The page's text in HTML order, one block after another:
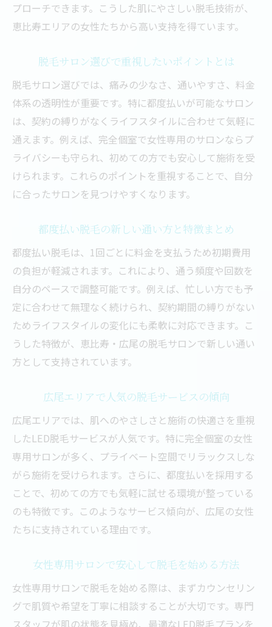
の流れ
LED脱毛が選ばれる理由と効果的なポイント
は
産毛や敏感肌にも対応できる施術内容を解
説
都度払いLED脱毛で無理なく続ける方法
LED脱毛と従来脱毛の違いを徹底比較
痛みが少ない脱毛を求める女性必見の方法
敏感肌でも安心できる脱毛施術の工夫
脱毛時の痛みを軽減する対策とケア方法
恵比寿で評判の痛みが少ない脱毛体験談
都度払い脱毛がストレスフリーな理由とは
プライベート空間で受ける脱毛の魅力とは
リラックスできるサロン空間がもたらす安
プライバシーを守る脱毛サロンのサービス
内容
脱毛施術中も快適に過ごせるポイントを紹
介
恵比寿・広尾のプライベートサロン体験談
敏感肌にも優しい施術で安心の脱毛ケア
敏感肌でも安心なLED脱毛の特徴と施術例
脱毛後の肌ケア方法とトラブル回避のコツ
リング
都度払い脱毛が敏感肌に選ばれる理由を解
説
プローチできます。こうした肌にやさしい脱毛技術が、
恵比寿エリアの女性たちから高い支持を得ています。
脱毛サロン選びで重視したいポイントとは
脱毛サロン選びでは、痛みの少なさ、通いやすさ、料金
体系の透明性が重要です。特に都度払いが可能なサロン
は、契約の縛りがなくライフスタイルに合わせて気軽に
通えます。例えば、完全個室で女性専用のサロンならプ
ライバシーも守られ、初めての方でも安心して施術を受
けられます。これらのポイントを重視することで、自分
に合ったサロンを見つけやすくなります。
都度払い脱毛の新しい通い方と特徴まとめ
都度払い脱毛は、1回ごとに料金を支払うため初期費用
の負担が軽減されます。これにより、通う頻度や回数を
自分のペースで調整可能です。例えば、忙しい方でも予
定に合わせて無理なく続けられ、契約期間の縛りがない
ためライフスタイルの変化にも柔軟に対応できます。こ
うした特徴が、恵比寿・広尾の脱毛サロンで新しい通い
方として支持されています。
広尾エリアで人気の脱毛サービスの傾向
広尾エリアでは、肌へのやさしさと施術の快適さを重視
したLED脱毛サービスが人気です。特に完全個室の女性
専用サロンが多く、プライベート空間でリラックスしな
がら施術を受けられます。さらに、都度払いを採用する
ことで、初めての方でも気軽に試せる環境が整っている
のも特徴です。このようなサービス傾向が、広尾の女性
たちに支持されている理由です。
女性専用サロンで安心して脱毛を始める方法
女性専用サロンで脱毛を始める際は、まずカウンセリン
グで肌質や希望を丁寧に相談することが大切です。専門
スタッフが肌の状態を見極め、最適なLED脱毛プランを